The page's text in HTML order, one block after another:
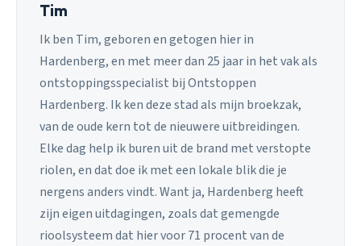
Tim
Ik ben Tim, geboren en getogen hier in
Hardenberg, en met meer dan 25 jaar in het vak als
ontstoppingsspecialist bij Ontstoppen
Hardenberg. Ik ken deze stad als mijn broekzak,
van de oude kern tot de nieuwere uitbreidingen.
Elke dag help ik buren uit de brand met verstopte
riolen, en dat doe ik met een lokale blik die je
nergens anders vindt. Want ja, Hardenberg heeft
zijn eigen uitdagingen, zoals dat gemengde
rioolsysteem dat hier voor 71 procent van de